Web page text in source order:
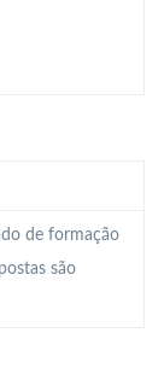
de formação
são